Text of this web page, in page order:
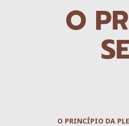
O
O PRINCÍPIO DA